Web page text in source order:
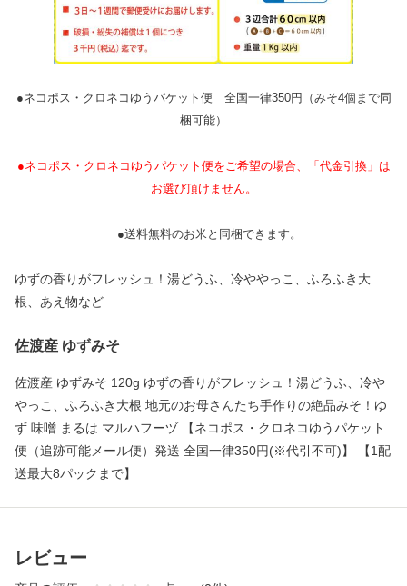
●ネコポス・クロネコゆうパケット便 全国一律350円（みそ4個まで同
梱可能）
●ネコポス・クロネコゆうパケット便をご希望の場合、「代金引換」は
お選び頂けません。
●送料無料のお米と同梱できます。
ゆずの香りがフレッシュ！湯どうふ、冷ややっこ、ふろふき大
根、あえ物など
佐渡産 ゆずみそ
佐渡産 ゆずみそ 120g ゆずの香りがフレッシュ！湯どうふ、冷や
やっこ、ふろふき大根 地元のお母さんたち手作りの絶品みそ！ゆ
ず 味噌 まるは マルハフーヅ 【ネコポス・クロネコゆうパケット
便（追跡可能メール便）発送 全国一律350円(※代引不可)】 【1配
送最大8パックまで】
レビュー